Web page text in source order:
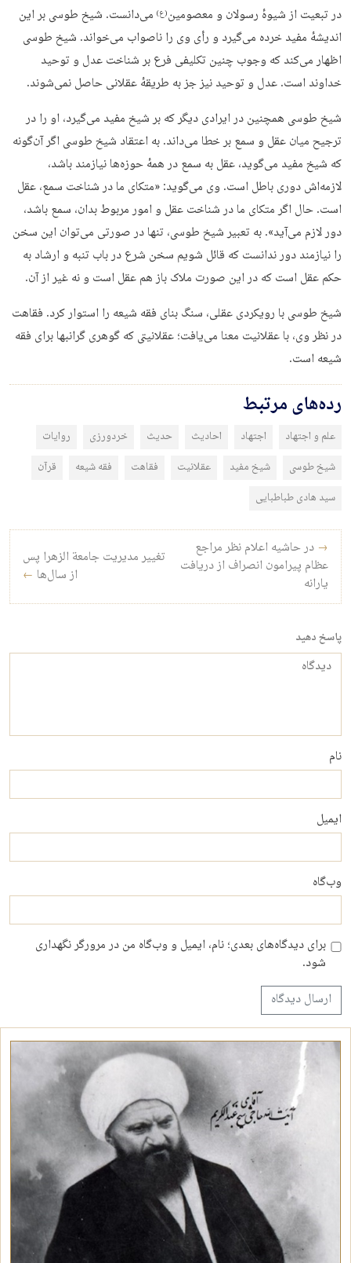
در تبعیت از شیوهٔ رسولان و معصومین(ع) می‌دانست. شیخ طوسی بر این
اندیشهٔ مفید خرده می‌گیرد و رأی وی را ناصواب می‌خواند. شیخ طوسی
اظهار می‌کند که وجوب چنین تکلیفی فرع بر شناخت عدل و توحید
خداوند است. عدل و توحید نیز جز به طریقهٔ عقلانی حاصل نمی‌شوند.
شیخ طوسی همچنین در ایرادی دیگر که بر شیخ مفید می‌گیرد، او را در
ترجیح میان عقل و سمع بر خطا می‌داند. به اعتقاد شیخ طوسی اگر آن‌گونه
که شیخ مفید می‌گوید، عقل به سمع در همهٔ حوزه‌ها نیازمند باشد،
لازمه‌اش دوری باطل است. وی می‌گوید: «متکای ما در شناخت سمع، عقل
است. حال اگر متکای ما در شناخت عقل و امور مربوط بدان، سمع باشد،
دور لازم می‌آید». به تعبیر شیخ طوسی، تنها در صورتی می‌توان این سخن
را نیازمند دور ندانست که قائل شویم سخن شرع در باب تنبه و ارشاد به
حکم عقل است که در این صورت ملاک باز هم عقل است و نه غیر از آن.
شیخ طوسی با رویکردی عقلی، سنگ بنای فقه شیعه را استوار کرد. فقاهت
در نظر وی، با عقلانیت معنا می‌یافت؛ عقلانیتی که گوهری گرانبها برای فقه
شیعه است.
رده‌های مرتبط
علم و اجتهاد اجتهاد احادیث حدیث خردورزی
روایات
شیخ طوسی
شیخ مفید عقلانیت فقاهت فقه شیعه
قرآن
سید هادی طباطبایی
راه‌بری نوشته
→ در حاشیه اعلام نظر مراجع
عظام پیرامون انصراف از دریافت
یارانه
تغییر مدیریت جامعة الزهرا پس
از سال‌ها ←
پاسخ دهید
دیدگاه
نام
ایمیل
وب‌گاه
برای دیدگاه‌های بعدی؛ نام، ایمیل و وب‌گاه من در مرورگر نگهداری
شود.